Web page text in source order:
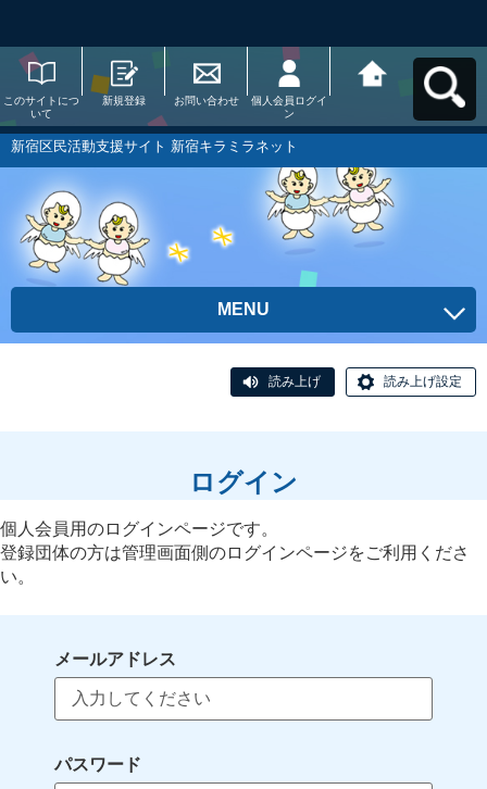
このサイトにつ
いて
新規登録 お問い合わせ
個人会員ログイ
ン
ラミラネットへ
新宿区民活動支援サイト 新宿キラミラネット
MENU
読み上げ 読み上げ設定
ログイン
個人会員用のログインページです。
登録団体の方は管理画面側のログインページをご利用くださ
い。
メールアドレス
パスワード